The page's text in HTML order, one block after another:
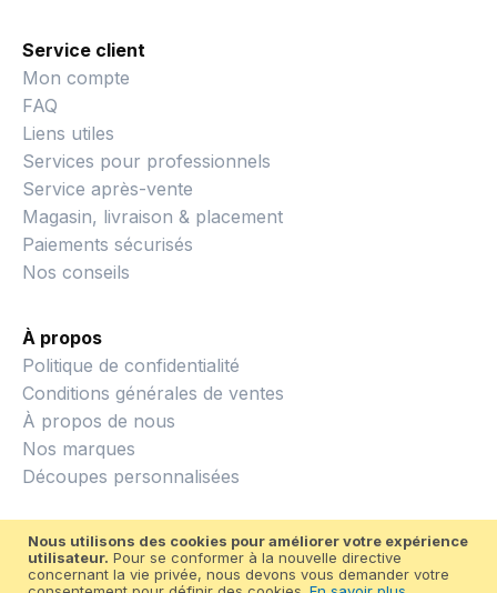
Nous utilisons des cookies pour améliorer votre expérience
utilisateur. Pour se conformer à la nouvelle directive
concernant la vie privée, nous devons vous demander votre
Service client
Mon compte
FAQ
Liens utiles
Services pour professionnels
Service après-vente
Magasin, livraison & placement
Paiements sécurisés
Nos conseils
À propos
Politique de confidentialité
Conditions générales de ventes
À propos de nous
Nos marques
Découpes personnalisées